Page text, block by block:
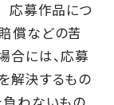
応募作品につ
償などの苦
合には、応募
解決するもの